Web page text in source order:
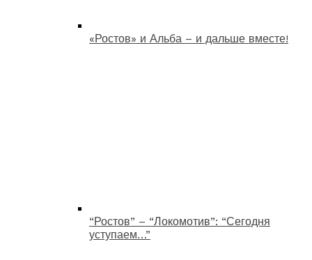
«Ростов» и Альба – и дальше вместе!
“Ростов” – “Локомотив”: “Сегодня
уступаем…”